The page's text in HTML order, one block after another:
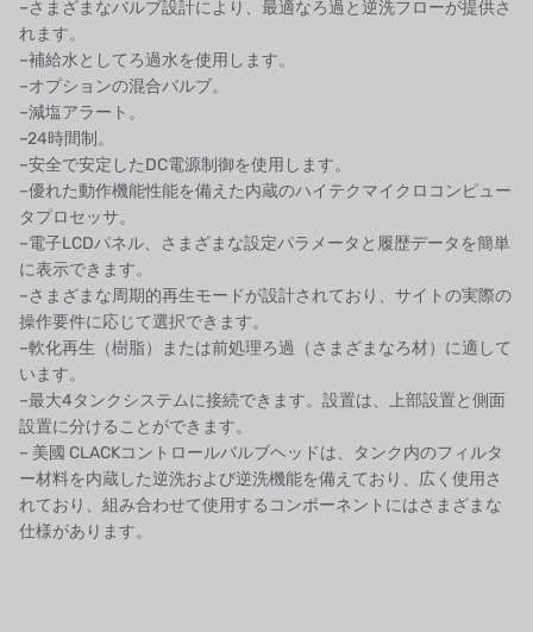
ETATRON
ウェーブサイバー
ボスキーニ
NIPPON
WL
キャッシュアクメ
矢崎
RUNXIN
–さまざまなバルブ設計により、最適なろ過と逆洗フローが提供さ
れます。
–補給水としてろ過水を使用します。
–オプションの混合バルブ。
–減塩アラート。
–24時間制。
–安全で安定したDC電源制御を使用します。
–優れた動作機能性能を備えた内蔵のハイテクマイクロコンピュー
タプロセッサ。
–電子LCDパネル、さまざまな設定パラメータと履歴データを簡単
に表示できます。
–さまざまな周期的再生モードが設計されており、サイトの実際の
操作要件に応じて選択できます。
–軟化再生（樹脂）または前処理ろ過（さまざまなろ材）に適して
います。
–最大4タンクシステムに接続できます。設置は、上部設置と側面
設置に分けることができます。
– 美國 CLACKコントロールバルブヘッドは、タンク内のフィルタ
ー材料を内蔵した逆洗および逆洗機能を備えており、広く使用さ
れており、組み合わせて使用するコンポーネントにはさまざまな
仕様があります。